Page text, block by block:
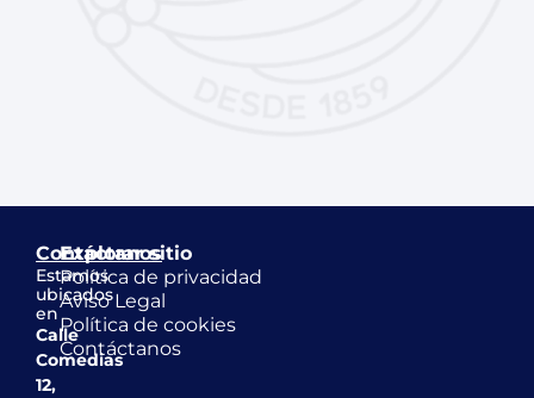
Contáctanos
Estamos
ubicados
en
Calle
Comedias
12,
Explorar sitio
Política de privacidad
Aviso Legal
Política de cookies
Contáctanos